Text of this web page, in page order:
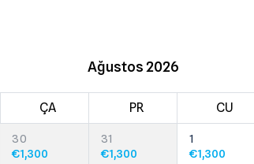
ÇA PR CU
Ağustos 2026
30
€1,300
31
€1,300
1
€1,300